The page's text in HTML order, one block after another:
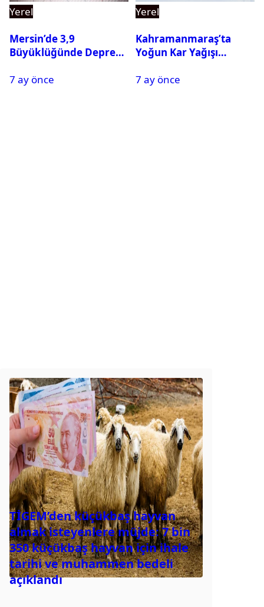
Yerel
Mersin’de 3,9
Büyüklüğünde Deprem
7 ay önce
Yerel
Kahramanmaraş’ta
Yoğun Kar Yağışı
Tatil
7 ay önce
TİGEM’den küçükbaş hayvan
almak isteyenlere müjde: 7 bin
350 küçükbaş hayvan için ihale
tarihi ve muhammen bedeli
açıklandı